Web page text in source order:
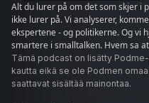
Alt du lurer på om det som skjer i
ikke lurer på. Vi analyserer,
ekspertene - og politikerne. Og vi
smartere i smalltalken. Hvem sa
Tämä podcast on lisätty
kautta eikä se ole Podmen
saattavat sisältää mainontaa.